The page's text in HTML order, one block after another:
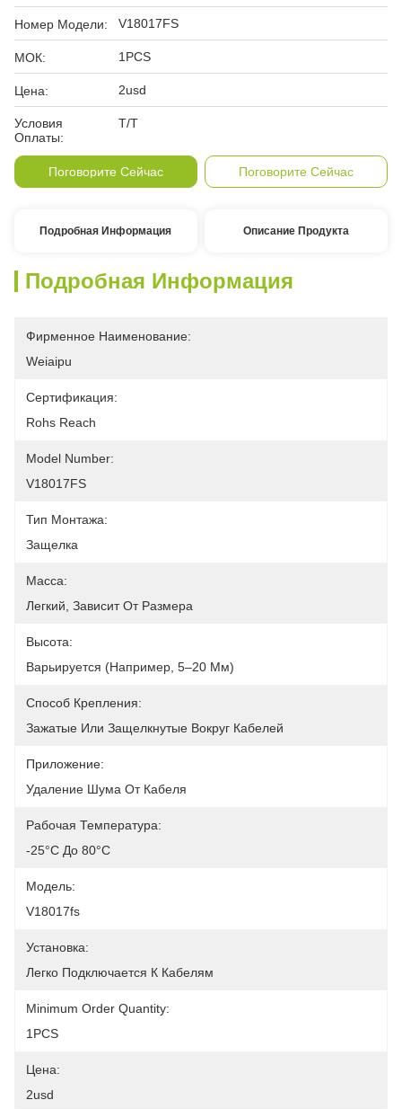
Номер Модели: V18017FS
МОК: 1PCS
Цена: 2usd
Условия
Оплаты:
T/T
Поговорите Сейчас Поговорите Сейчас
Подробная Информация Описание Продукта
Подробная Информация
Фирменное Наименование:
Weiaipu
Сертификация:
Rohs Reach
Model Number:
V18017FS
Тип Монтажа:
Защелка
Масса:
Легкий, Зависит От Размера
Высота:
Варьируется (например, 5–20 Мм)
Способ Крепления:
Зажатые Или Защелкнутые Вокруг Кабелей
Приложение:
Удаление Шума От Кабеля
Рабочая Температура:
-25°C До 80°C
Модель:
V18017fs
Установка:
Легко Подключается К Кабелям
Minimum Order Quantity:
1PCS
Цена:
2usd